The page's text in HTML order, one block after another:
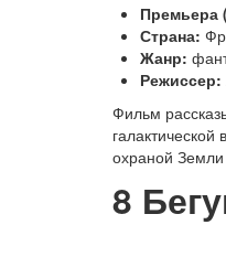
Премьера
Страна:
Жанр:
Режиссер:
Фильм
охраной Земли
8